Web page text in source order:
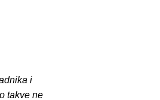
i
takve ne